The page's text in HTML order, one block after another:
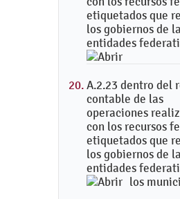
etiquetados que
los gobiernos de
entidades
A.2.23 dentro del
contable de las
operaciones
con los recursos
etiquetados que
los gobiernos de
entidades
los